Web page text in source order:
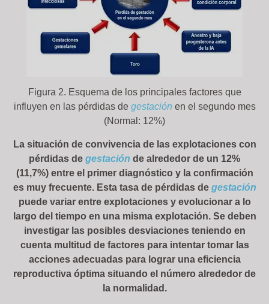
Figura 2. Esquema de los principales factores que
influyen en las pérdidas de gestación en el segundo mes
(Normal: 12%)
La situación de convivencia de las explotaciones con
pérdidas de gestación de alrededor de un 12%
(11,7%) entre el primer diagnóstico y la confirmación
es muy frecuente. Esta tasa de pérdidas de gestación
puede variar entre explotaciones y evolucionar a lo
largo del tiempo en una misma explotación. Se deben
investigar las posibles desviaciones teniendo en
cuenta multitud de factores para intentar tomar las
acciones adecuadas para lograr una eficiencia
reproductiva óptima situando el número alrededor de
la normalidad.